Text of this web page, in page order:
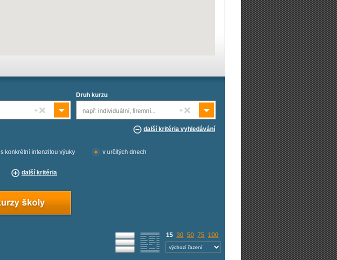
Druh kurzu
např: individuální, firemní...
další kritéria vyhledávání
s konkrétní intenzitou výuky v určitých dnech
další kritéria
15 30 50 75 100